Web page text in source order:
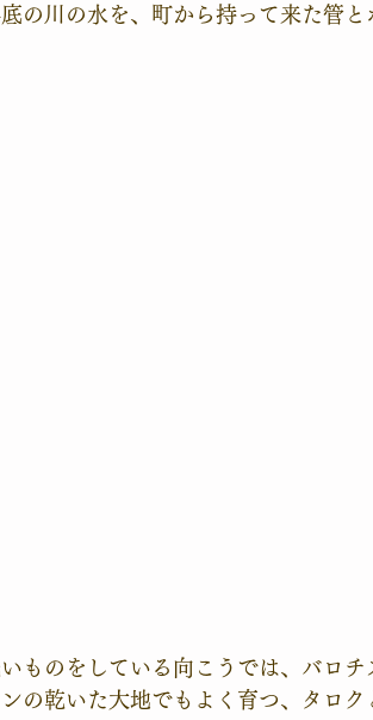
の川の水を、町から持って来た管
ものをしている向こうでは、バロチ
ンの乾いた大地でもよく育つ、タロク